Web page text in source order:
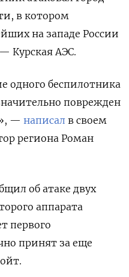
в котором
на западе России
Курская АЭС.
одного беспилотника
поврежден
— написал в своем
региона Роман
об атаке двух
аппарата
первого
принят за еще